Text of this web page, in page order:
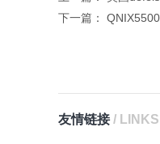
下一篇：
友情链接/ LINKS